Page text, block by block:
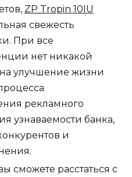
ZP Tropin 10IU
свежесть
При все
нет никакой
улучшение жизни
рекламного
узнаваемости банка,
и
сможете расстаться с